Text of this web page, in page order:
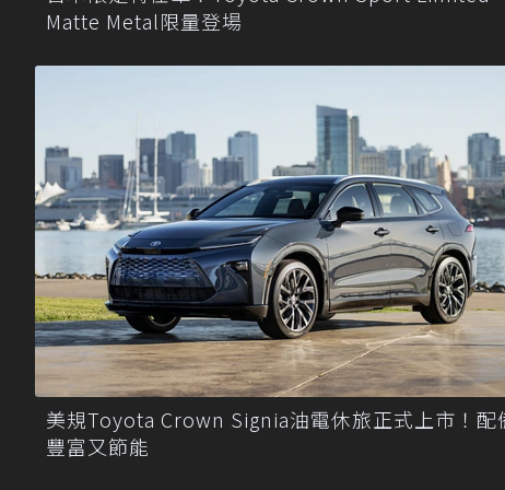
Matte Metal限量登場
美規Toyota Crown Signia油電休旅正式上市！配
豐富又節能